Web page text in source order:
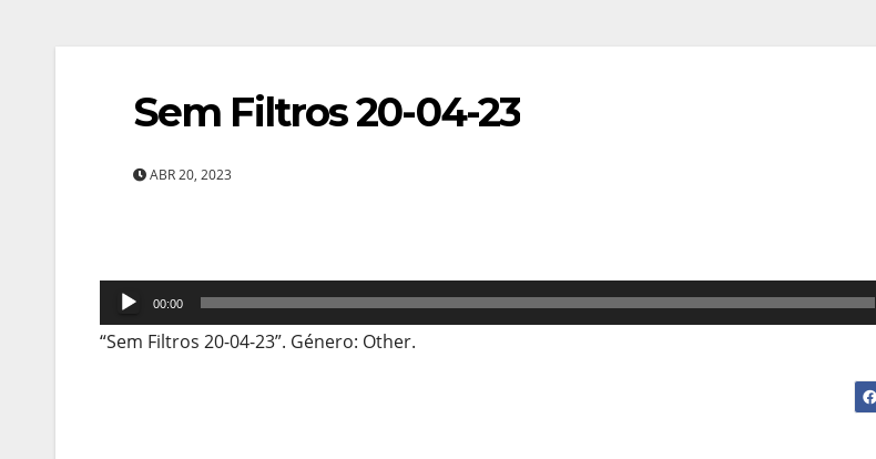
Sem Filtros 20-04-23
ABR 20, 2023
Reprodutor
de
00:00
“Sem Filtros 20-04-23”. Género: Other.